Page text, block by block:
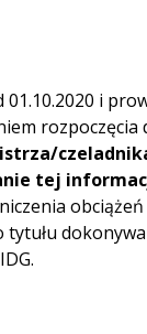
i
rozpoczęcia
tej